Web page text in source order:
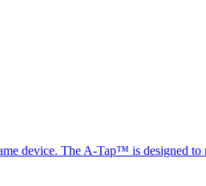
device. The A-Tap™ is designed to